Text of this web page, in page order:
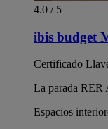
4.0 / 5
ibis budget
Certificado
La parada RER
Espacios